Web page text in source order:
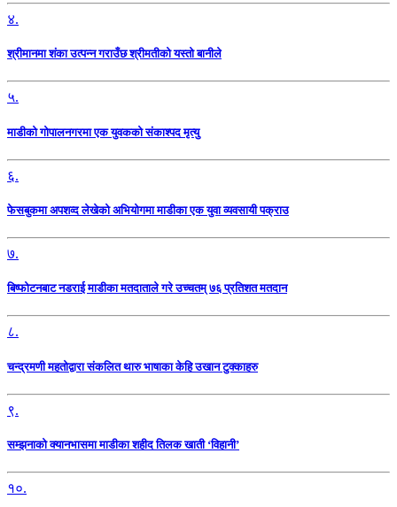
४.
श्रीमानमा शंका उत्पन्न गराउँछ श्रीमतीको यस्तो बानीले
५.
माडीको गोपालनगरमा एक युवकको संकाश्पद मृत्यु
६.
फेसबुकमा अपशव्द लेखेको अभियोगमा माडीका एक युवा व्यवसायी पक्राउ
७.
बिष्फोटनबाट नडराई माडीका मतदाताले गरे उच्चतम् ७६ प्रतिशत मतदान
८.
चन्द्रमणी महतोद्वारा संकलित थारु भाषाका केहि उखान टुक्काहरु
९.
सम्झनाको क्यानभासमा माडीका शहीद तिलक खाती ‘विहानी’
१०.